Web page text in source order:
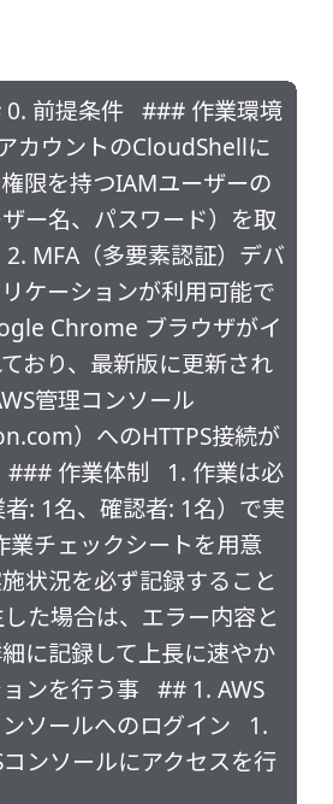
前提条件 ### 作業環境
カウントのCloudShellに
限を持つIAMユーザーの
ー名、パスワード）を取
MFA（多要素認証）デバ
ケーションが利用可能で
Chrome ブラウザがイ
おり、最新版に更新され
管理コンソール
）へのHTTPS接続が
### 作業体制 1. 作業は必
: 1名、確認者: 1名）で実
業チェックシートを用意
状況を必ず記録すること
た場合は、エラー内容と
に記録して上長に速やか
ンを行う事 ## 1. AWS
ソールへのログイン 1.
ンソールにアクセスを行